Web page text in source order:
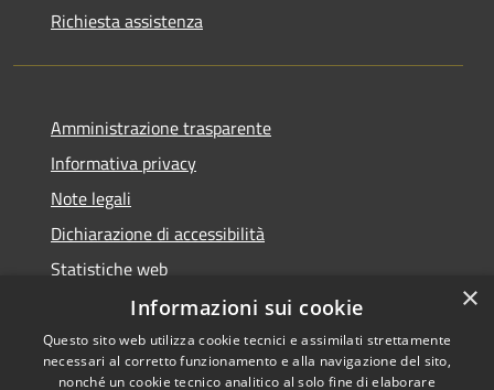
Richiesta assistenza
Amministrazione trasparente
Informativa privacy
Note legali
Dichiarazione di accessibilità
Statistiche web
Copyright © 2026 • Comune di
×
Informazioni sui cookie
Questo sito web utilizza cookie tecnici e assimilati strettamente
necessari al corretto funzionamento e alla navigazione del sito,
nonché un cookie tecnico analitico al solo fine di elaborare